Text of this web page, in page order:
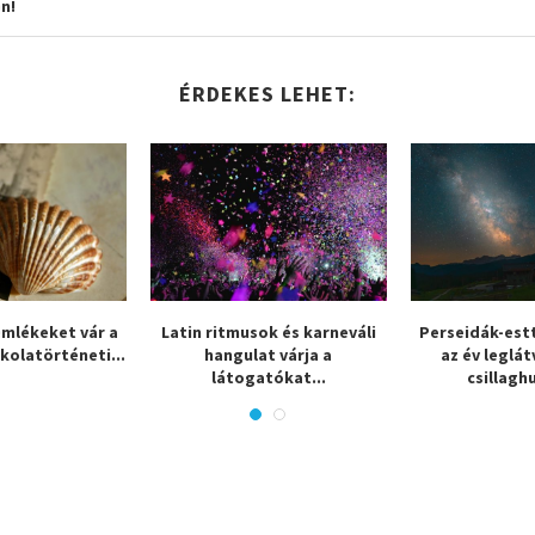
ÉRDEKES LEHET:
vár a
Latin ritmusok és karneváli
hangulat várja a
látogatókat...
Perseidák-
az év